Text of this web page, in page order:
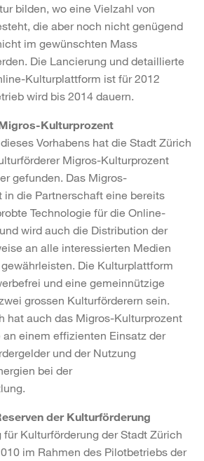
bilden, wo eine Vielzahl von
die aber noch nicht genügend
im gewünschten Mass
Die Lancierung und detaillierte
Kulturplattform ist für 2012
wird bis 2014 dauern.
Kulturprozent
Vorhabens hat die Stadt Zürich
Migros-Kulturprozent
gefunden. Das Migros-
in die Partnerschaft eine bereits
Technologie für die Online-
wird auch die Distribution der
an alle interessierten Medien
Die Kulturplattform
und eine gemeinnützige
grossen Kulturförderern sein.
hat auch das Migros-Kulturprozent
einem effizienten Einsatz der
und der Nutzung
bei der
der Kulturförderung
Kulturförderung der Stadt Zürich
im Rahmen des Pilotbetriebs der